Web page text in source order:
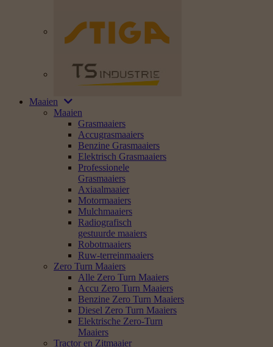
Maaien
Maaien
Grasmaaiers
Accugrasmaaiers
Benzine Grasmaaiers
Elektrisch Grasmaaiers
Professionele
Grasmaaiers
Axiaalmaaier
Motormaaiers
Mulchmaaiers
Radiografisch
gestuurde maaiers
Robotmaaiers
Ruw-terreinmaaiers
Zero Turn Maaiers
Alle Zero Turn Maaiers
Accu Zero Turn Maaiers
Benzine Zero Turn Maaiers
Diesel Zero Turn Maaiers
Elektrische Zero-Turn
Maaiers
Tractor en Zitmaaier